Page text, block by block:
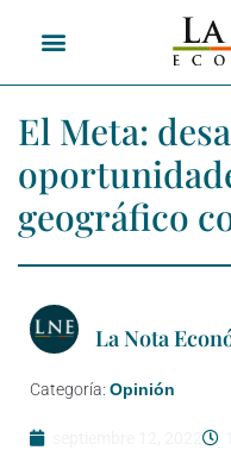
El Meta:
geográfico
La Nota
Categoría: Opinión